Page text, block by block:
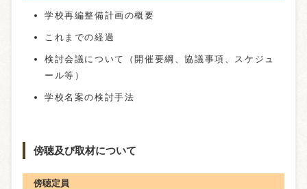
学校再編整備計画の概要
これまでの経過
検討会議について（開催要綱、協議事項、スケジュ
ール等）
学校名案の検討手法
傍聴及び取材について
傍聴定員